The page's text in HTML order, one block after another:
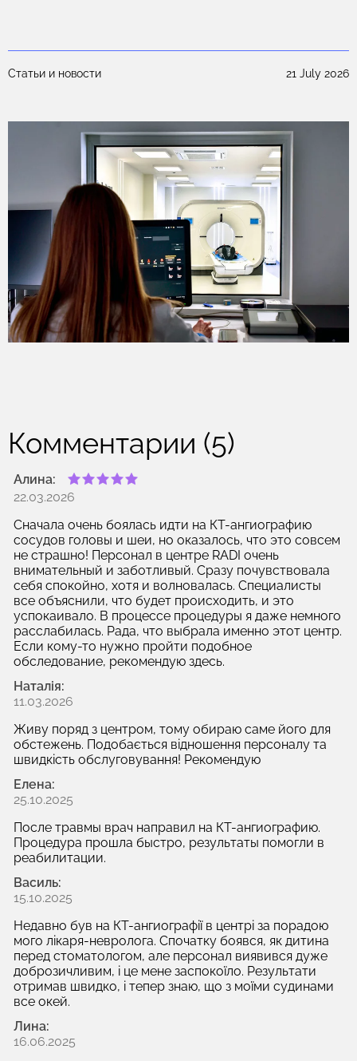
Статьи и новости 21 July 2026
Комментарии (5)
Алина:
22.03.2026
Сначала очень боялась идти на КТ-ангиографию
сосудов головы и шеи, но оказалось, что это совсем
не страшно! Персонал в центре RADI очень
внимательный и заботливый. Сразу почувствовала
себя спокойно, хотя и волновалась. Специалисты
все объяснили, что будет происходить, и это
успокаивало. В процессе процедуры я даже немного
расслабилась. Рада, что выбрала именно этот центр.
Если кому-то нужно пройти подобное
обследование, рекомендую здесь.
Наталія:
11.03.2026
Живу поряд з центром, тому обираю саме його для
обстежень. Подобається відношення персоналу та
швидкість обслуговування! Рекомендую
Елена:
25.10.2025
После травмы врач направил на КТ-ангиографию.
Процедура прошла быстро, результаты помогли в
реабилитации.
Василь:
15.10.2025
Недавно був на КТ-ангиографії в центрі за порадою
мого лікаря-невролога. Спочатку боявся, як дитина
перед стоматологом, але персонал виявився дуже
доброзичливим, і це мене заспокоїло. Результати
отримав швидко, і тепер знаю, що з моїми судинами
все окей.
Лина:
16.06.2025